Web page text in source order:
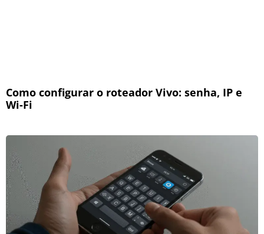
Como configurar o roteador Vivo: senha, IP e
Wi-Fi